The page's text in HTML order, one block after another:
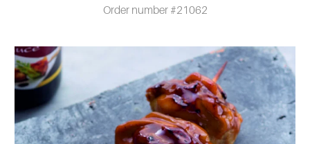
Order number #21062